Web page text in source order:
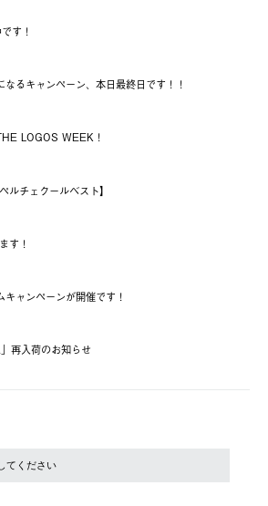
す！
るキャンペーン、本日最終日です！！
LOGOS WEEK！
ルチェクールベスト】
す！
ャンペーンが開催です！
再入荷のお知らせ